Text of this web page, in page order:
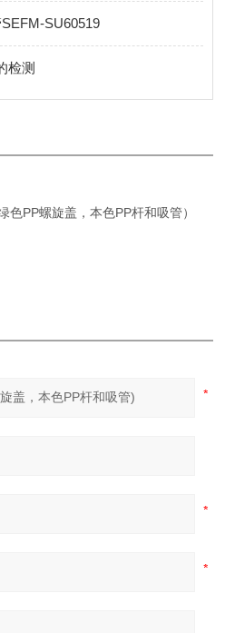
SU60519
检测
色PP螺旋盖，本色PP杆和吸管）